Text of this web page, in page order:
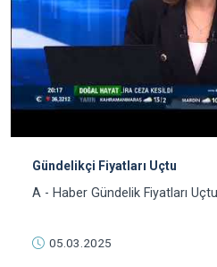
Gündelikçi Fiyatları Uçtu
A - Haber Gündelik Fiyatları Uçtu
05.03.2025